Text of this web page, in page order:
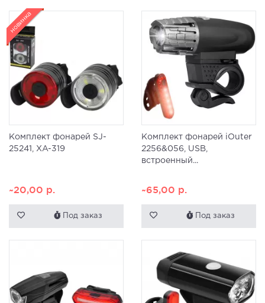
новинка
Комплект фонарей SJ-
25241, XA-319
~20,00 р.
Под заказ
Комплект фонарей iOuter
2256&056, USB,
встроенный...
~65,00 р.
Под заказ